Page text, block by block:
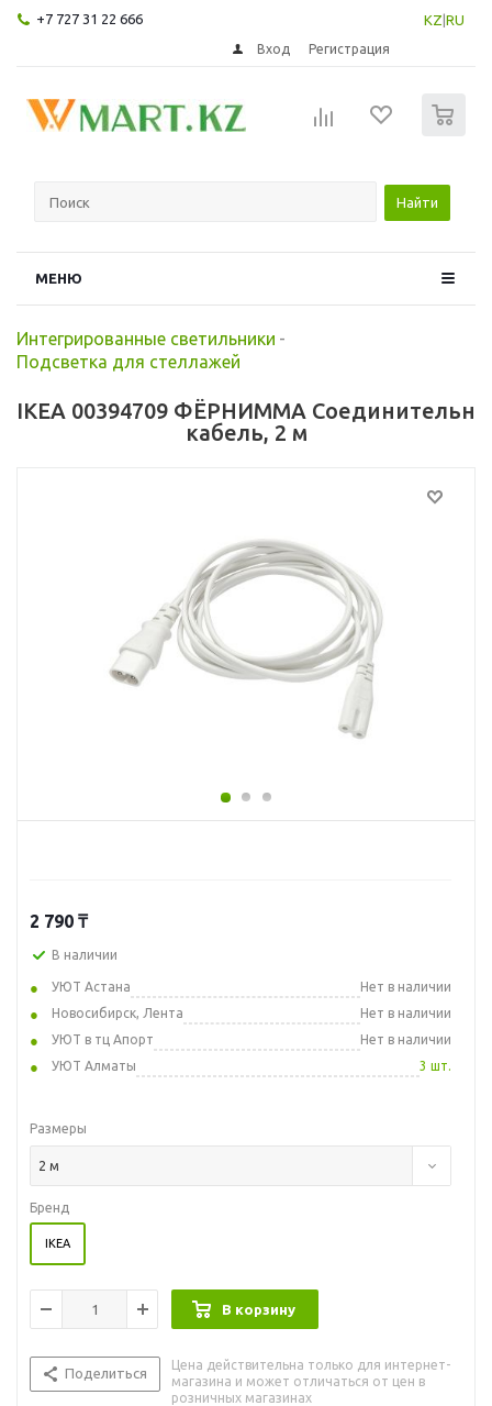
+7 727 31 22 666 KZ RU
Вход Регистрация
Найти
МЕНЮ
Интегрированные светильники -
Подсветка для стеллажей
IKEA 00394709 ФЁРНИММА Соединительн
кабель, 2 м
2 790 ₸
В наличии
УЮТ Астана
Нет в наличии
Новосибирск, Лента
Нет в наличии
УЮТ в тц Апорт
Нет в наличии
УЮТ Алматы
3 шт.
Размеры
2 м
Бренд
IKEA
В корзину
Поделиться
Цена действительна только для интернет-
магазина и может отличаться от цен в
розничных магазинах